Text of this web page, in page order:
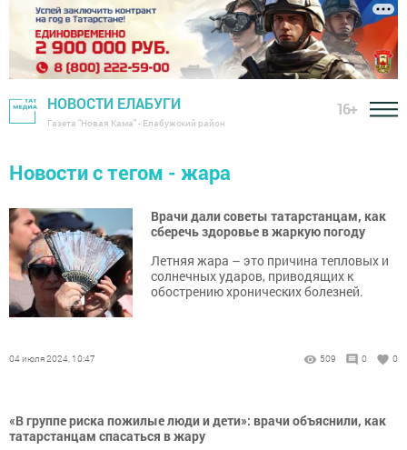
НОВОСТИ ЕЛАБУГИ
Газета "Новая Кама" - Елабужский район
16+
Новости с тегом - жара
Врачи дали советы татарстанцам, как
сберечь здоровье в жаркую погоду
Летняя жара – это причина тепловых и
солнечных ударов, приводящих к
обострению хронических болезней.
04 июля 2024, 10:47 509 0 0
«В группе риска пожилые люди и дети»: врачи объяснили, как
татарстанцам спасаться в жару